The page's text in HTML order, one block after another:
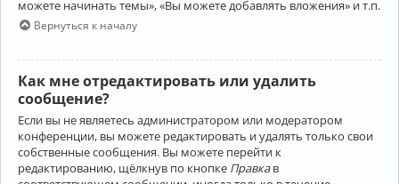
можете начинать темы», «Вы можете добавлять вложения» и т.п.
Вернуться к началу
Как мне отредактировать или удалить
сообщение?
Если вы не являетесь администратором или модератором
конференции, вы можете редактировать и удалять только свои
собственные сообщения. Вы можете перейти к
редактированию, щёлкнув по кнопке Правкав